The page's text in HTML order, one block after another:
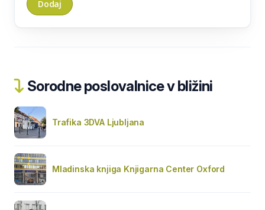
Sorodne poslovalnice v bližini
Trafika 3DVA Ljubljana
Mladinska knjiga Knjigarna Center Oxford